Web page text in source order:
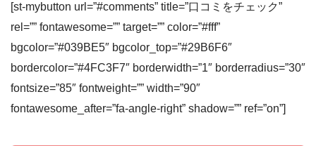
[st-mybutton url=”#comments” title=”口コミをチェック”
rel=”” fontawesome=”” target=”” color=”#fff”
bgcolor=”#039BE5″ bgcolor_top=”#29B6F6″
bordercolor=”#4FC3F7″ borderwidth=”1″ borderradius=”30″
fontsize=”85″ fontweight=”” width=”90″
fontawesome_after=”fa-angle-right” shadow=”” ref=”on”]